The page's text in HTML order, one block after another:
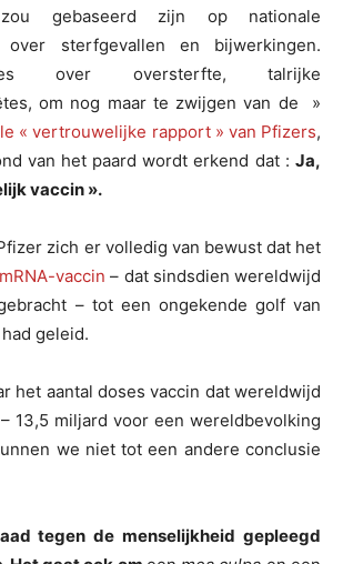
gebaseerd zijn op nationale
over sterfgevallen en bijwerkingen.
over oversterfte, talrijke
om nog maar te zwijgen van de »
« vertrouwelijke rapport » van Pfizers,
van het paard wordt erkend dat : Ja,
vaccin ».
zich er volledig van bewust dat het
vaccin – dat sindsdien wereldwijd
– tot een ongekende golf van
geleid.
het aantal doses vaccin dat wereldwijd
13,5 miljard voor een wereldbevolking
we niet tot een andere conclusie
tegen de menselijkheid gepleegd